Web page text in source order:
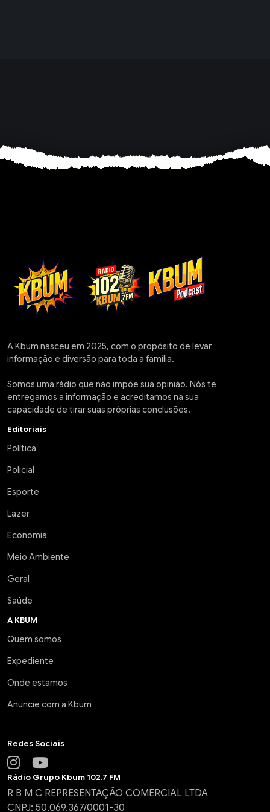
A Kbum nasceu em 2025, com o propósito de levar
informação e diversão para toda a família.
Somos uma rádio que não impõe sua opinião. Nós te
entregamos a informação e acreditamos na sua
capacidade de tirar suas próprias conclusões.
Editoriais
Política
Policial
Esporte
Lazer
Economia
Meio Ambiente
Geral
Saúde
A KBUM
Quem somos
Expediente
Onde estamos
Anuncie com a Kbum
Redes Sociais
Rádio Grupo Kbum 102.7 FM
R B M C REPRESENTAÇÃO COMERCIAL LTDA
CNPJ: 50.069.367/0001-30